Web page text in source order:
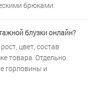
брюками.
блузки онлайн?
цвет, состав
товара. Отдельно
горловины и